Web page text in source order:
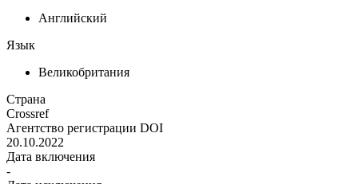
Английский
Язык
Великобритания
Страна
Crossref
Агентство регистрации DOI
20.10.2022
Дата включения
-